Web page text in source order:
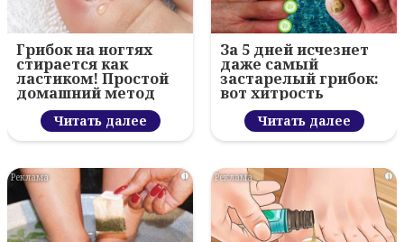
Грибок на ногтях
стирается как
ластиком! Простой
домашний метод
Читать далее
За 5 дней исчезнет
даже самый
застарелый грибок:
вот хитрость
Читать далее
i i